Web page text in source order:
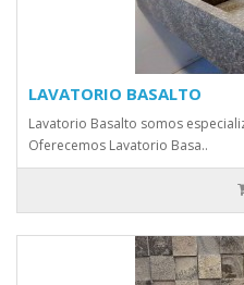
LAVATORIO BASALTO
Lavatorio Basalto somos
Oferecemos Lavatorio Basa..